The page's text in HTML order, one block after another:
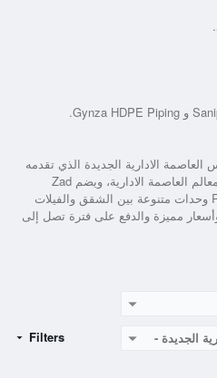
العاصمة الادارية الجديدة الذي تقدمه
العاصمة الادارية، ويضم Zad
وحدات متنوعة بين الشقق والفيلات
مميزة والدفع على فترة تصل إلى
الجديدة -
Filters